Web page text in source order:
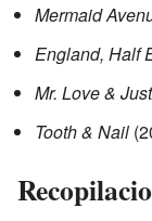
Mermaid
England, Half
Mr. Love &
Tooth & Nail